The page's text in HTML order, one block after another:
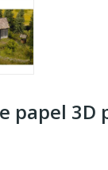
papel 3D